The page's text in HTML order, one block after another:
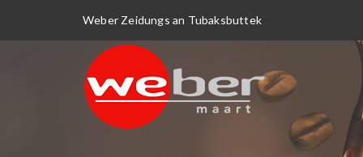
Weber Zeidungs an Tubaksbuttek